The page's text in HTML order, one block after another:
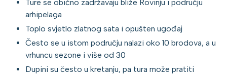
Ture se obično zadržavaju bliže Rovinju i području
arhipelaga
Toplo svjetlo zlatnog sata i opušten ugođaj
Često se u istom području nalazi oko 10 brodova, a u
vrhuncu sezone i više od 30
Dupini su često u kretanju, pa tura može pratiti